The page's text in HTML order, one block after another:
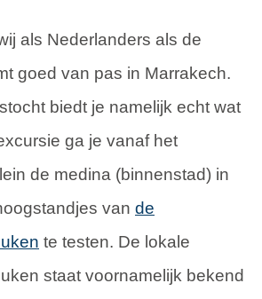
als Nederlanders als de
goed van pas in Marrakech.
biedt je namelijk echt wat
ga je vanaf het
de medina (binnenstad) in
van de
te testen. De lokale
staat voornamelijk bekend